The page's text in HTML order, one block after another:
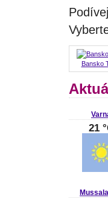
Bansko
21